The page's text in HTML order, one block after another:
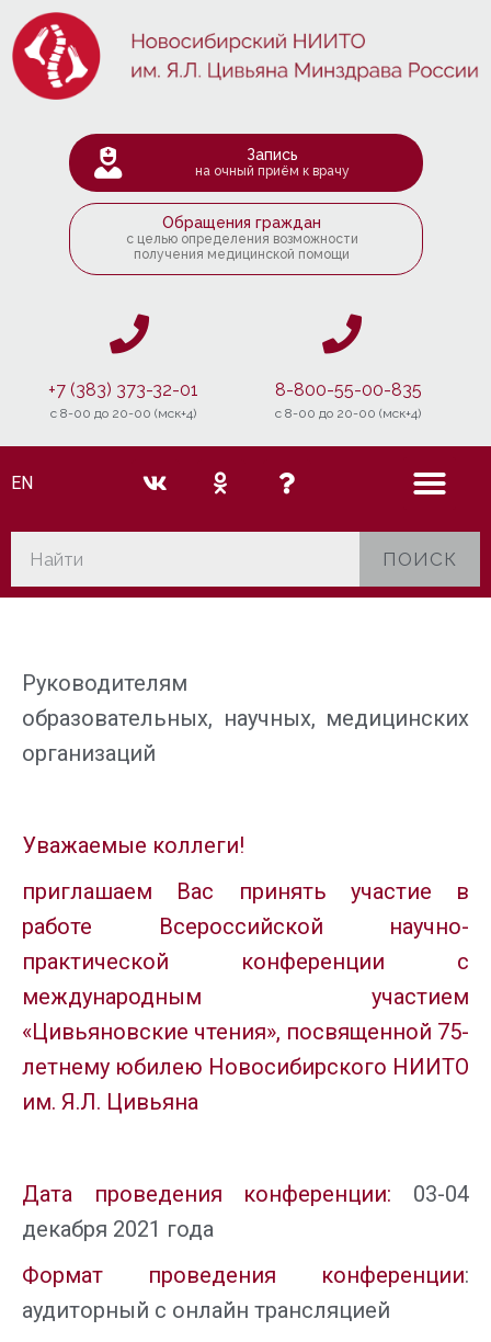
Запись
на очный приём к врачу
Обращения граждан
с целью определения возможности
получения медицинской помощи
+7 (383) 373-32-01
c 8-00 до 20-00 (мск+4)
8-800-55-00-835
c 8-00 до 20-00 (мск+4)
EN
ПОИСК
Руководителям
образовательных, научных, медицинских
организаций
Уважаемые коллеги!
приглашаем Вас принять участие в
работе
Всероссийской научно-
практической конференции с
международным участием
«Цивьяновские чтения», посвященной 75-
летнему юбилею Новосибирского НИИТО
им. Я.Л. Цивьяна
Дата проведения конференции: 03-04
декабря 2021 года
Формат проведения конференции:
аудиторный с онлайн трансляцией